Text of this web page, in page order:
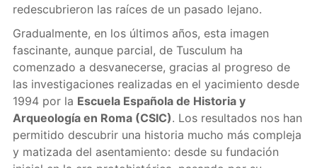
redescubrieron las raíces de un pasado lejano.
Gradualmente, en los últimos años, esta imagen
fascinante, aunque parcial, de Tusculum ha
comenzado a desvanecerse, gracias al progreso de
las investigaciones realizadas en el yacimiento desde
1994 por la Escuela Española de Historia y
Arqueología en Roma (CSIC). Los resultados nos han
permitido descubrir una historia mucho más compleja
y matizada del asentamiento: desde su fundación